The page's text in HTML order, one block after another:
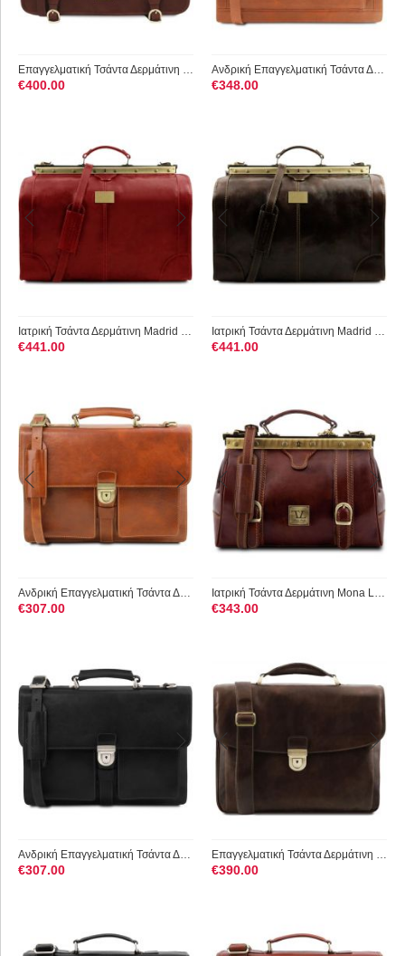
Επαγγελματική Τσάντα Δερμάτινη Ancona 17 ίντσες Tuscany Leath...
€400.00
Ανδρική Επαγγελματική Τσάντα Δερμάτινη Cremona 15 ίντσες Tusc...
€348.00
Ιατρική Τσάντα Δερμάτινη Madrid Large Tuscany Leather TL1022 ...
€441.00
Ιατρική Τσάντα Δερμάτινη Madrid Large Tuscany Leather TL1022 ...
€441.00
Ανδρική Επαγγελματική Τσάντα Δερμάτινη Assisi 15 ίντσες Tusca...
€307.00
Ιατρική Τσάντα Δερμάτινη Mona Lisa Tuscany Leather TL10034 Καφέ
€343.00
€307.00 €390.00